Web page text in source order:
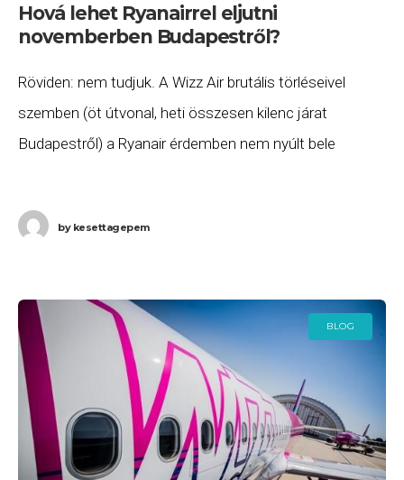
Hová lehet Ryanairrel eljutni
novemberben Budapestről?
Röviden: nem tudjuk. A Wizz Air brutális törléseivel
szemben (öt útvonal, heti összesen kilenc járat
Budapestről) a Ryanair érdemben nem nyúlt bele
bykesettagepem
BLOG